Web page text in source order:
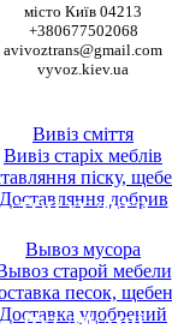
місто Київ 04213
+380677502068
avivoztrans@gmail.com
vyvoz.kiev.ua
Вивіз сміття
Вивіз старіх меблів
піску,
Доставляння добрив
ТОП УСЛУГИ
Вывоз мусора
старой мебели
песок,
Доставка удобрений
ПУБЛІКАЦІЇ